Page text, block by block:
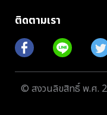
ติดตามเรา
© สงวนลิขสิทธิ์ พ.ศ.